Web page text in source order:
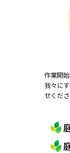
作業開
我々に
せくださ